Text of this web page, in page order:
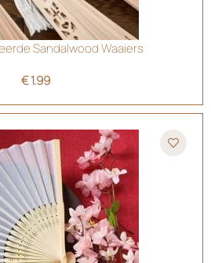
Sandalwood Waaiers
€1.99